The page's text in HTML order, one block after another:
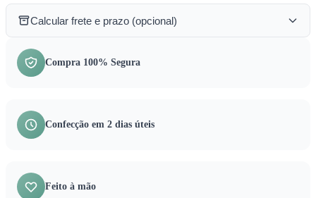
Calcular frete e prazo (opcional)
Compra 100% Segura
Confecção em 2 dias úteis
Feito à mão